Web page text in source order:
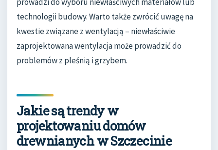
technologii budowy. Warto także zwrócić uwagę na
kwestie związane z wentylacją – niewłaściwie
zaprojektowana wentylacja może prowadzić do
problemów z pleśnią i grzybem.
Jakie są trendy w
projektowaniu domów
drewnianych w Szczecinie